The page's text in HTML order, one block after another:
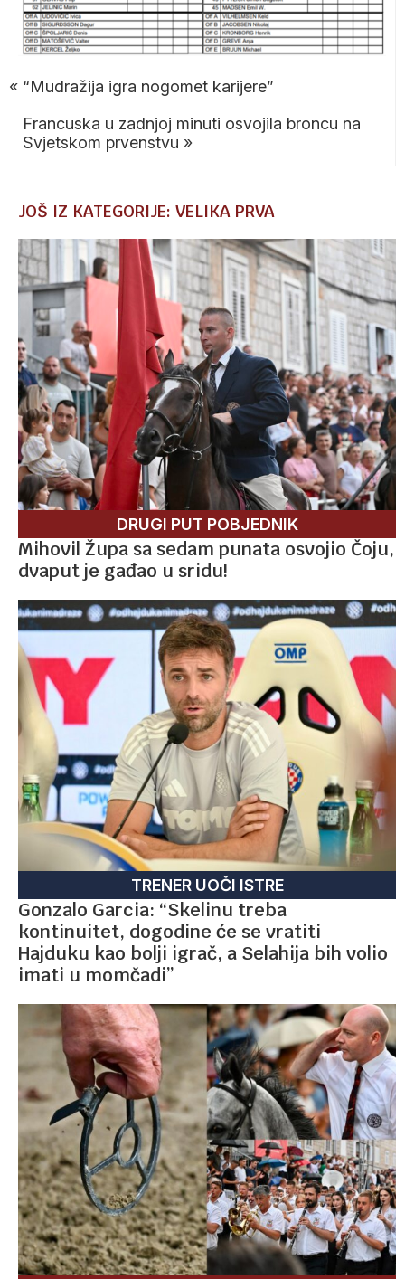
« “Mudražija igra nogomet karijere”
Francuska u zadnjoj minuti osvojila broncu na
Svjetskom prvenstvu »
JOŠ IZ KATEGORIJE: VELIKA PRVA
DRUGI PUT POBJEDNIK
Mihovil Župa sa sedam punata osvojio Čoju,
dvaput je gađao u sridu!
TRENER UOČI ISTRE
Gonzalo Garcia: “Skelinu treba
kontinuitet, dogodine će se vratiti
Hajduku kao bolji igrač, a Selahija bih volio
imati u momčadi”